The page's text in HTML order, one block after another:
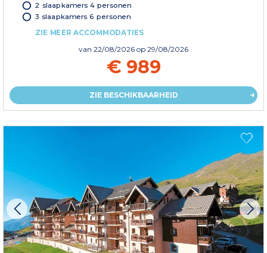
2 slaapkamers 4 personen
3 slaapkamers 6 personen
ZIE MEER ACCOMMODATIES
van 22/08/2026 op 29/08/2026
€ 989
ZIE BESCHIKBAARHEID